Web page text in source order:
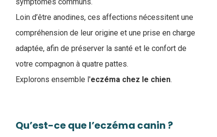
Loin d’être anodines, ces affections nécessitent une
compréhension de leur origine et une prise en charge
adaptée, afin de préserver la santé et le confort de
votre compagnon à quatre pattes.
Explorons ensemble l'eczéma chez le chien.
Qu’est-ce que l’eczéma canin ?